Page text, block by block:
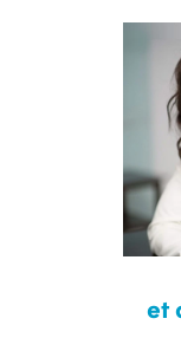
et